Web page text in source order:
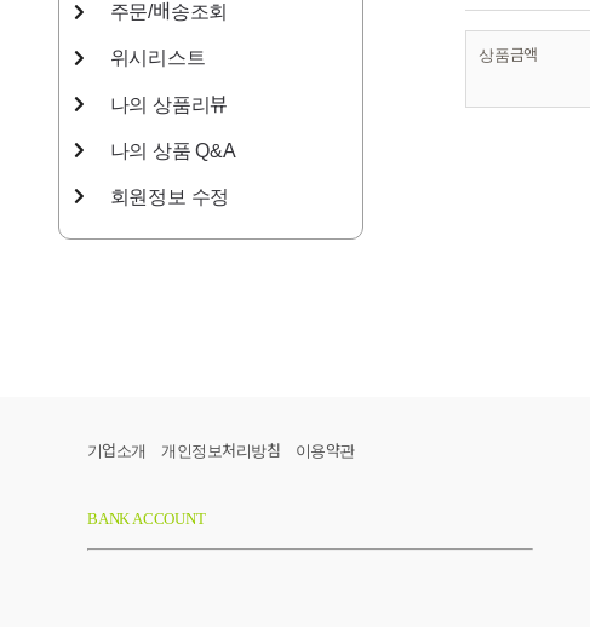
주문/배송조회
위시리스트
나의 상품리뷰
나의 상품 Q&A
회원정보 수정
상품금액
기업소개 개인정보처리방침 이용약관
BANK ACCOUNT